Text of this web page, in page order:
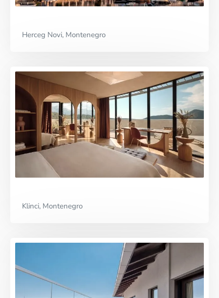
Herceg Novi, Montenegro
Klinci, Montenegro